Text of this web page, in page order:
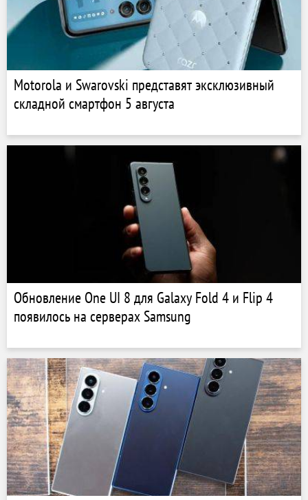
Motorola и Swarovski представят эксклюзивный
складной смартфон 5 августа
Обновление One UI 8 для Galaxy Fold 4 и Flip 4
появилось на серверах Samsung